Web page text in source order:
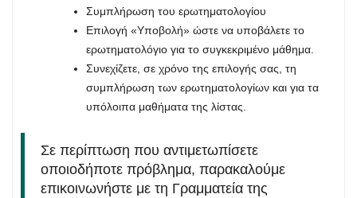
Συμπλήρωση του ερωτηματολογίου
Επιλογή «Υποβολή» ώστε να υποβάλετε το
ερωτηματολόγιο για το συγκεκριμένο μάθημα.
Συνεχίζετε, σε χρόνο της επιλογής σας, τη
συμπλήρωση των ερωτηματολογίων και για τα
υπόλοιπα μαθήματα της λίστας.
Σε περίπτωση που αντιμετωπίσετε
οποιοδήποτε πρόβλημα, παρακαλούμε
επικοινωνήστε με τη Γραμματεία της